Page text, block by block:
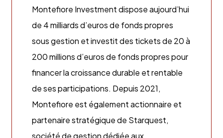
Montefiore Investment dispose aujourd’hui
de 4 milliards d’euros de fonds propres
sous gestion et investit des tickets de 20 à
200 millions d’euros de fonds propres pour
financer la croissance durable et rentable
de ses participations. Depuis 2021,
Montefiore est également actionnaire et
partenaire stratégique de Starquest,
société de gestion dédiée aux